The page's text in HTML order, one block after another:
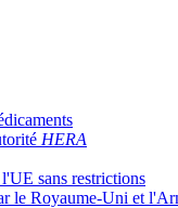
HERA
sans restrictions
le Royaume-Uni et